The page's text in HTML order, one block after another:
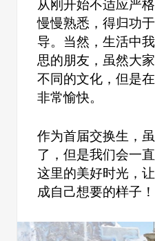
从刚开始不适应严
慢慢熟悉，得归功
导。当然，生活中
思的朋友，虽然大
不同的文化，但是
非常愉快。
作为首届交换生，
了，但是我们会一
这里的美好时光，
成自己想要的样子！